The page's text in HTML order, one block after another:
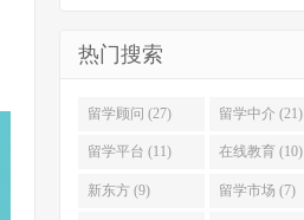
热门搜索
留学顾问 (27) 留学中介 (21)
留学平台 (11) 在线教育 (10)
新东方 (9) 留学市场 (7)